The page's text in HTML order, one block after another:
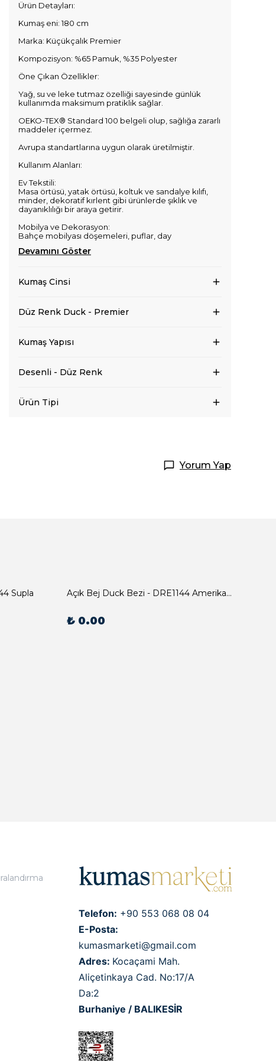
Ürün Detayları:
Kumaş eni: 180 cm
Marka: Küçükçalık Premier
Kompozisyon: %65 Pamuk, %35 Polyester
Öne Çıkan Özellikler:
Yağ, su ve leke tutmaz özelliği sayesinde günlük
kullanımda maksimum pratiklik sağlar.
OEKO-TEX® Standard 100 belgeli olup, sağlığa zararlı
maddeler içermez.
Avrupa standartlarına uygun olarak üretilmiştir.
Kullanım Alanları:
Ev Tekstili:
Masa örtüsü, yatak örtüsü, koltuk ve sandalye kılıfı,
minder, dekoratif kırlent gibi ürünlerde şıklık ve
dayanıklılığı bir araya getirir.
Mobilya ve Dekorasyon:
Bahçe mobilyası döşemeleri, puflar, day
Devamını Göster
Kumaş Cinsi
Düz Renk Duck - Premier
Kumaş Yapısı
Desenli - Düz Renk
Ürün Tipi
Yorum Yap
Supla Açık Bej Duck Bezi - DRE1144 Amerikan Servis
₺ 0.00
Telefon: +90 553 068 08 04
E-Posta:
kumasmarketi@gmail.com
Adres: Kocaçami Mah.
Aliçetinkaya Cad. No:17/A
Da:2
Burhaniye / BALIKESİR